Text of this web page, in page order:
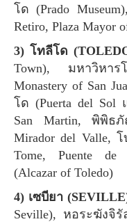
โด (Prado
Retiro, Plaza Mayor
3) โทลีโด
Town), มหาวิหาร
Monastery of San
โด (Puerta del Sol
San Martin, พิพิธ
Mirador del Valle,
Tome, Puente de
(Alcazar of Toledo)
4) เซบียา
Seville), หอระฆังจิ